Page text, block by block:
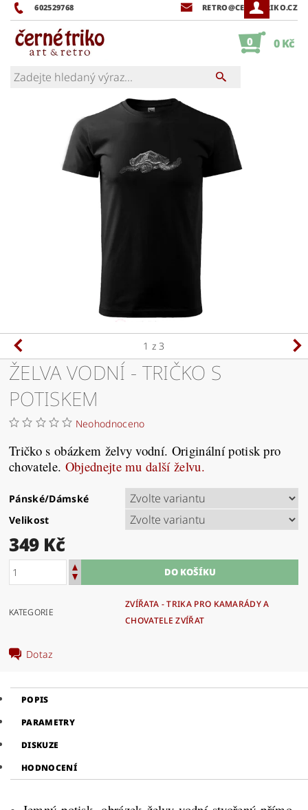
602529768 RETRO@CERNETRIKO.CZ
0 0 Kč
1 z 3
ŽELVA VODNÍ - TRIČKO S
POTISKEM
Neohodnoceno
Tričko s obázkem želvy vodní. Originální potisk pro
chovatele. Objednejte mu dalšíželvu.
Pánské/Dámské
Velikost
349 Kč
KATEGORIE
ZVÍŘATA - TRIKA PRO KAMARÁDY A
CHOVATELE ZVÍŘAT
Dotaz
POPIS
PARAMETRY
DISKUZE
HODNOCENÍ